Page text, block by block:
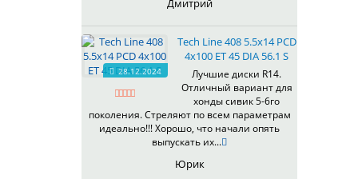
545
546
547
548
573
574
575
Дмитрий
28.12.2024
Tech Line 408 5.5x14 PCD
4x100 ET 45 DIA 56.1 S
Лучшие диски R14.
Отличный вариант для
хонды сивик 5-6го
поколения. Стреляют по всем параметрам
идеально!!! Хорошо, что начали опять
выпускать их...
Юрик